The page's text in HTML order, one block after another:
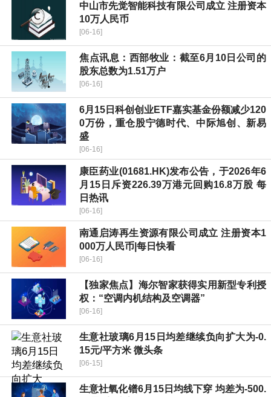
中山市先觉智能科技有限公司成立 注册资本
10万人民币
[06-16]
焦点讯息：西部牧业：截至6月10日公司的
股东总数为1.51万户
[06-16]
6月15日科创创业ETF嘉实基金份额减少120
0万份，重仓股宁德时代、中际旭创、新易
盛
[06-16]
康臣药业(01681.HK)发布公告，于2026年6
月15日斥资226.39万港元回购16.8万股 每
日热讯
[06-16]
南通启涛再生资源有限公司成立 注册资本1
000万人民币|每日快看
[06-16]
【独家焦点】海尔智家获得实用新型专利授
权：“空调内机结构及空调器”
[06-16]
生意社玻璃6月15日均差继续负向扩大为-0.
15元/平方米 微头条
[06-15]
生意社氧化镨6月15日均线下穿 均差为-500.